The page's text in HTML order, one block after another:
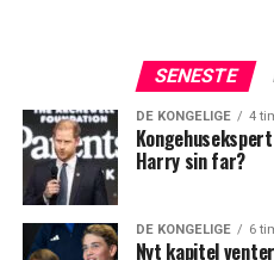
SENESTE
DE KONGELIGE 4
Harry sin far?
DE KONGELIGE 6
Nyt kapitel